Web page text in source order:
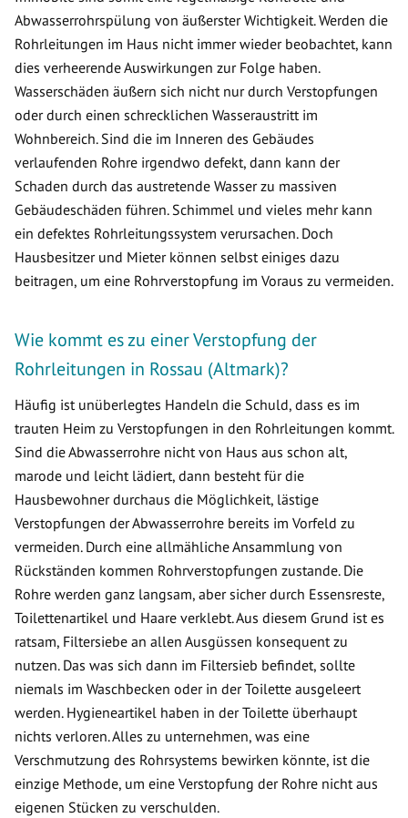
Abwasserrohrspülung von äußerster Wichtigkeit. Werden die
Rohrleitungen im Haus nicht immer wieder beobachtet, kann
dies verheerende Auswirkungen zur Folge haben.
Wasserschäden äußern sich nicht nur durch Verstopfungen
oder durch einen schrecklichen Wasseraustritt im
Wohnbereich. Sind die im Inneren des Gebäudes
verlaufenden Rohre irgendwo defekt, dann kann der
Schaden durch das austretende Wasser zu massiven
Gebäudeschäden führen. Schimmel und vieles mehr kann
ein defektes Rohrleitungssystem verursachen. Doch
Hausbesitzer und Mieter können selbst einiges dazu
beitragen, um eine Rohrverstopfung im Voraus zu vermeiden.
Wie kommt es zu einer Verstopfung der
Rohrleitungen in Rossau (Altmark)?
Häufig ist unüberlegtes Handeln die Schuld, dass es im
trauten Heim zu Verstopfungen in den Rohrleitungen kommt.
Sind die Abwasserrohre nicht von Haus aus schon alt,
marode und leicht lädiert, dann besteht für die
Hausbewohner durchaus die Möglichkeit, lästige
Verstopfungen der Abwasserrohre bereits im Vorfeld zu
vermeiden. Durch eine allmähliche Ansammlung von
Rückständen kommen Rohrverstopfungen zustande. Die
Rohre werden ganz langsam, aber sicher durch Essensreste,
Toilettenartikel und Haare verklebt. Aus diesem Grund ist es
ratsam, Filtersiebe an allen Ausgüssen konsequent zu
nutzen. Das was sich dann im Filtersieb befindet, sollte
niemals im Waschbecken oder in der Toilette ausgeleert
werden. Hygieneartikel haben in der Toilette überhaupt
nichts verloren. Alles zu unternehmen, was eine
Verschmutzung des Rohrsystems bewirken könnte, ist die
einzige Methode, um eine Verstopfung der Rohre nicht aus
eigenen Stücken zu verschulden.